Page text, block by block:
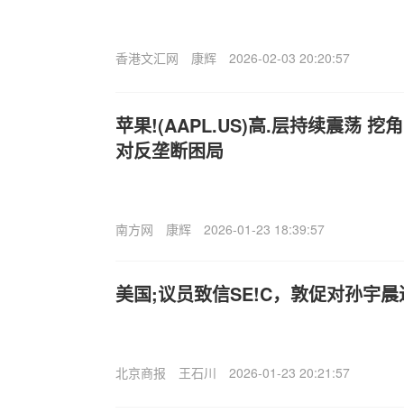
香港文汇网 康辉 2026-02-03 20:20:57
苹果!(AAPL.US)高.层持续震荡 挖
对反垄断困局
南方网 康辉 2026-01-23 18:39:57
美国;议员致信SE!C，敦促对孙宇
北京商报 王石川 2026-01-23 20:21:57